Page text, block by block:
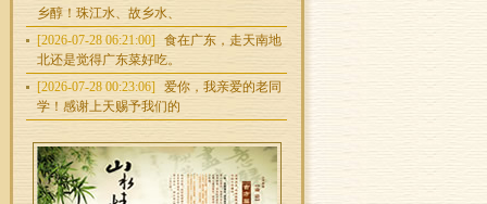
乡醇！珠江水、故乡水、
[2026-07-28 06:21:00]
食在广东，走天南地
北还是觉得广东菜好吃。
[2026-07-28 00:23:06]
爱你，我亲爱的老同
学！感谢上天赐予我们的